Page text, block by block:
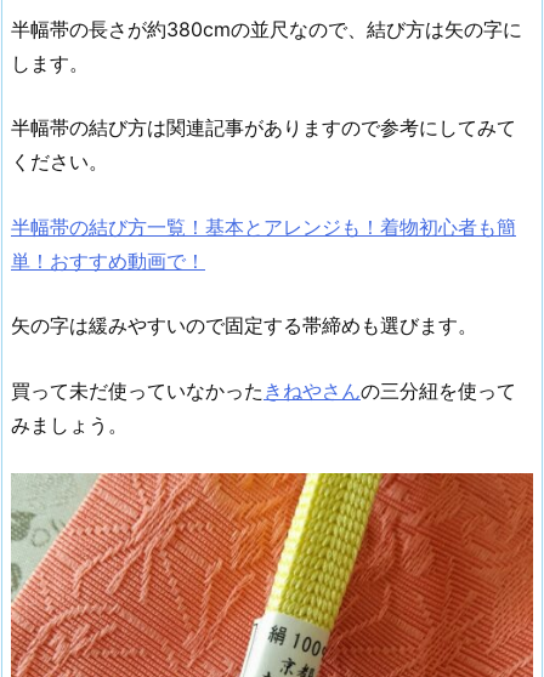
半幅帯の長さが約380cmの並尺なので、結び方は矢の字に
します。
半幅帯の結び方は関連記事がありますので参考にしてみて
ください。
半幅帯の結び方一覧！基本とアレンジも！着物初心者も簡
単！おすすめ動画で！
矢の字は緩みやすいので固定する帯締めも選びます。
買って未だ使っていなかった きねやさんの三分紐を使って
みましょう。